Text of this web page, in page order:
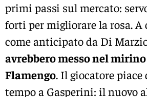
primi passi sul mercato:
forti per migliorare la rosa. A
come anticipato da Di
avrebbero messo nel
Flamengo. Il giocatore
tempo a Gasperini: il nuovo